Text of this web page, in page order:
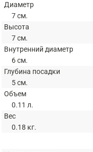
Диаметр
7 см.
Высота
7 см.
Внутренний диаметр
6 см.
Глубина посадки
5 см.
Объем
0.11 л.
Вес
0.18 кг.